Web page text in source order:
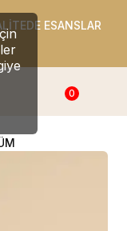
ESANSLAR
0